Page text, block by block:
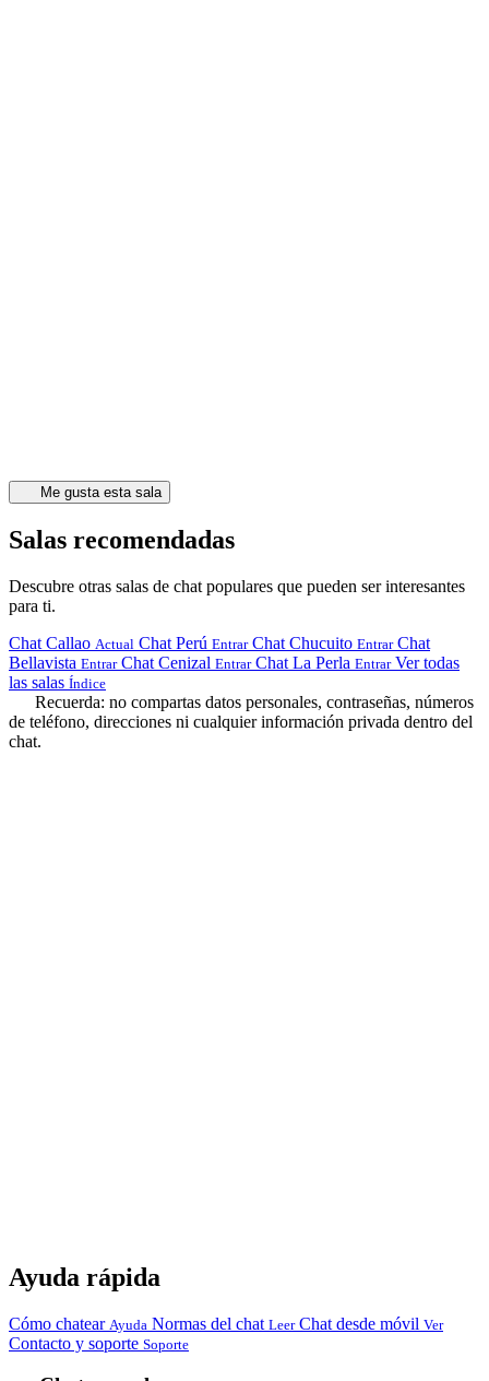
Me gusta esta sala
Salas recomendadas
Descubre otras salas de chat populares que pueden ser interesantes
para ti.
Chat Callao Actual Chat Perú Entrar Chat Chucuito Entrar Chat
Bellavista Entrar Chat Cenizal Entrar Chat La Perla Entrar Ver todas
las salas Índice
Recuerda: no compartas datos personales, contraseñas, números
de teléfono, direcciones ni cualquier información privada dentro del
chat.
Ayuda rápida
Cómo chatear Ayuda Normas del chat Leer Chat desde móvil Ver
Contacto y soporte Soporte